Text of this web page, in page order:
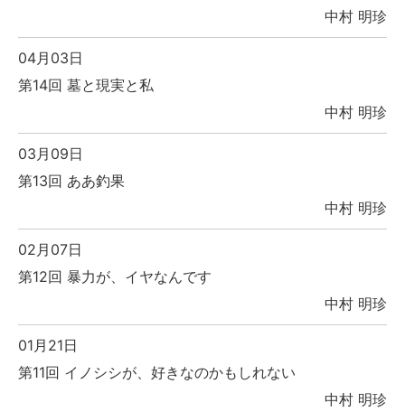
中村 明珍
04月03日
第14回 墓と現実と私
中村 明珍
03月09日
第13回 ああ釣果
中村 明珍
02月07日
第12回 暴力が、イヤなんです
中村 明珍
01月21日
第11回 イノシシが、好きなのかもしれない
中村 明珍